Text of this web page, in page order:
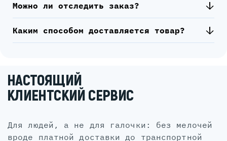
Можно ли отследить заказ?
Каким способом доставляется товар?
НАСТОЯЩИЙ
КЛИЕНТСКИЙ СЕРВИС
для людей, а не для галочки: без мелочей
вроде платной доставки до транспортной